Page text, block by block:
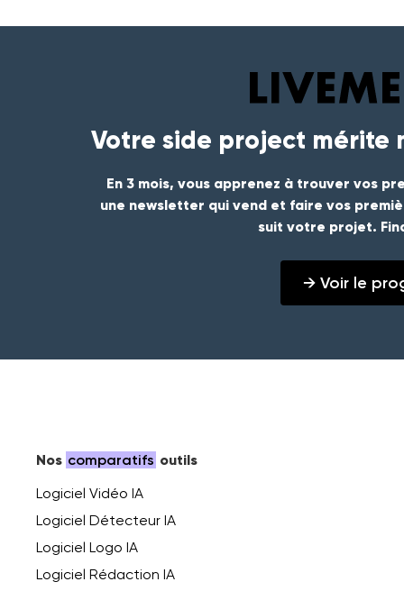
Votre side project mérite
En 3 mois, vous apprenez à trouver vos
une newsletter qui vend et faire vos
suit votre projet.
→ Voir le
Nos comparatifs outils
Logiciel Vidéo IA
Logiciel Détecteur IA
Logiciel Logo IA
Logiciel Rédaction IA